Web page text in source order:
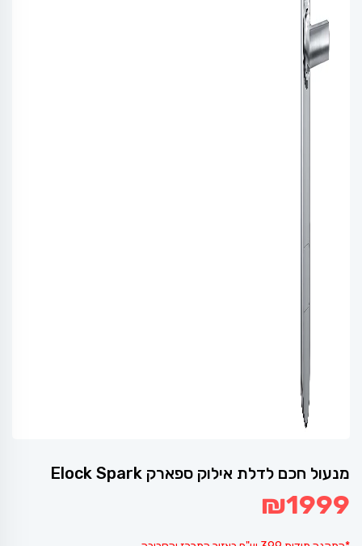
מנעול חכם לדלת אילוק ספארק Elock Spark
₪1999